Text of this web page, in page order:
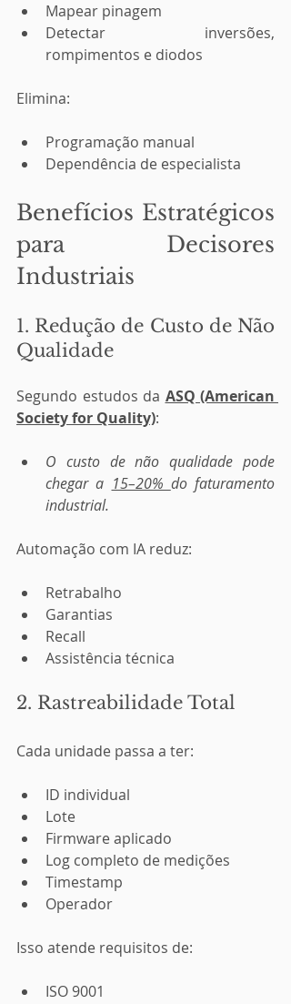
Mapear pinagem
Detectar inversões,
rompimentos e diodos
Elimina:
Programação manual
Dependência de especialista
Benefícios Estratégicos
para Decisores
Industriais
1. Redução de Custo de Não
Qualidade
Segundo estudos da ASQ (American
Society for Quality):
O custo de não qualidade pode
chegar a 15–20% do faturamento
industrial.
Automação com IA reduz:
Retrabalho
Garantias
Recall
Assistência técnica
2. Rastreabilidade Total
Cada unidade passa a ter:
ID individual
Lote
Firmware aplicado
Log completo de medições
Timestamp
Operador
Isso atende requisitos de:
ISO 9001